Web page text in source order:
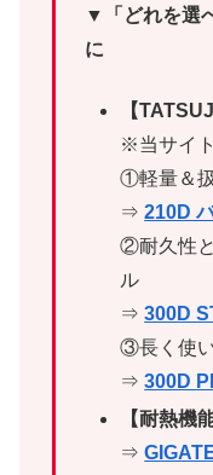
▼「どれを選
に
【
※当サイ
①軽量＆
⇒210D
②耐久性
ル
⇒300D
③長く使
⇒300D
【耐熱機
⇒